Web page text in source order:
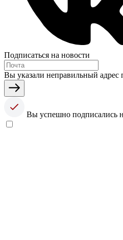
Подписаться на новости
Вы указали неправильный адрес
Вы успешно подписались